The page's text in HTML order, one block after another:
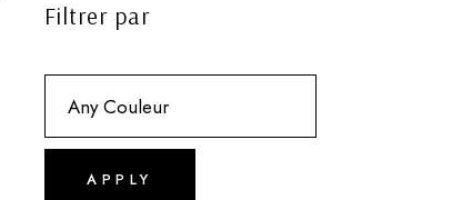
Filtrer par
APPLY